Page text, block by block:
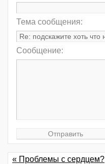
Тема сообщения:
Сообщение:
« Проблемы с сердцем?